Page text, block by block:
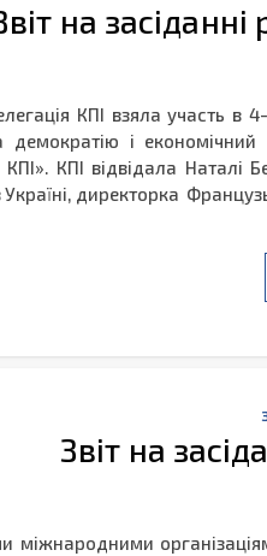
на
КПІ взяла участь в
демократію і
КПІ відвідала Наталі
директорка
Звіт на
міжнародними